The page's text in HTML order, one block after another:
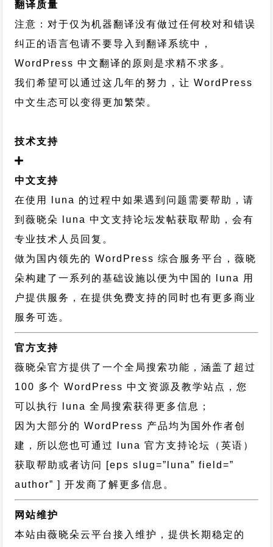
翻译质量
注意：对于仅为机器翻译没有做过任何校对和错误
纠正的语言包请不要导入到翻译系统中，
WordPress 中文翻译的原则 是求精不求多。
我们希望可以通过这几年的努力，让 WordPress
中文生态可以变得更加繁荣。
技术支持
中文支持
在使用 luna 的过程中如果遇到问题需要帮助，请
到薇晓朵
luna 中文支持论坛发帖获取帮助，会有
专业技术人员回复。
做为国内领先的 WordPress 综合服务平台，薇晓
朵构建了一系列的基础设施以便为中国的 luna 用
户提供服务，在提供免费支持的同时也有更多商业
服务可选。
官方支持
薇晓朵官方提供了一个全局搜索功能，涵盖了超过
100 多个 WordPress 中文资源及教学站点，您
可以执行
luna 全局搜索获得更多信息；
因为大部分的 WordPress 产品均为国外作者创
建，所以您也可通过
luna 官方支持论坛
（英语）
获取帮助或者访问 [eps slug=”luna” field=”
author” ] 开发商了解更多信息。
网站维护
本站由薇晓朵云平台接入维护，提供长期稳定的